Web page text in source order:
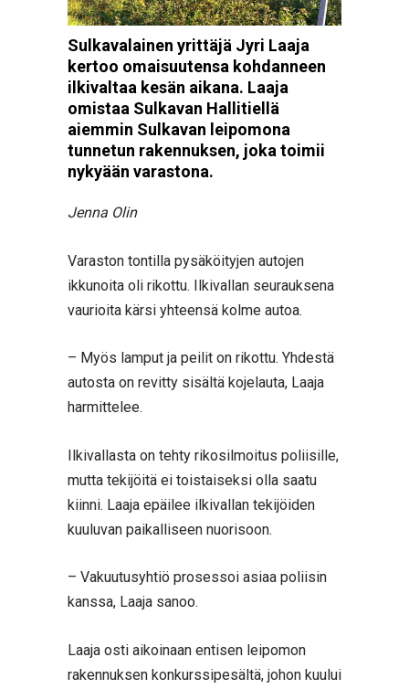
Sulkavalainen yrittäjä Jyri Laaja
kertoo omaisuutensa kohdanneen
ilkivaltaa kesän aikana. Laaja
omistaa Sulkavan Hallitiellä
aiemmin Sulkavan leipomona
tunnetun rakennuksen, joka toimii
nykyään varastona.
Jenna Olin
Varaston tontilla pysäköityjen autojen
ikkunoita oli rikottu. Ilkivallan seurauksena
vaurioita kärsi yhteensä kolme autoa.
– Myös lamput ja peilit on rikottu. Yhdestä
autosta on revitty sisältä kojelauta, Laaja
harmittelee.
Ilkivallasta on tehty rikosilmoitus poliisille,
mutta tekijöitä ei toistaiseksi olla saatu
kiinni. Laaja epäilee ilkivallan tekijöiden
kuuluvan paikalliseen nuorisoon.
– Vakuutusyhtiö prosessoi asiaa poliisin
kanssa, Laaja sanoo.
Laaja osti aikoinaan entisen leipomon
rakennuksen konkurssipesältä, johon kuului